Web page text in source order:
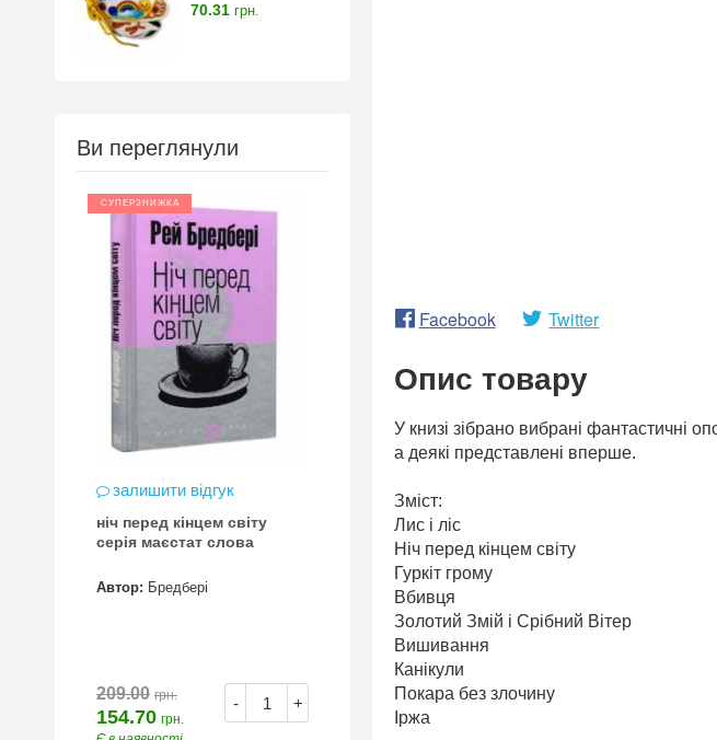
70.31 грн.
Ви переглянули
СУПЕРЗНИЖКА
залишити відгук
ніч перед кінцем світу
серія маєстат слова
Автор: Бредбері
- +
209.00 грн.
154.70 грн.
Facebook Twitter
Опис товару
У книзі зібрано вибрані фантастичні
а деякі представлені вперше.
Зміст:
Лис і ліс
Ніч перед кінцем світу
Гуркіт грому
Вбивця
Золотий Змій і Срібний Вітер
Вишивання
Канікули
Покара без злочину
Іржа